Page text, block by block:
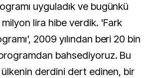
uyguladık ve bugünkü
lira hibe verdik. 'Fark
2009 yılından beri 20 bin
bahsediyoruz. Bu
derdini dert edinen, bir